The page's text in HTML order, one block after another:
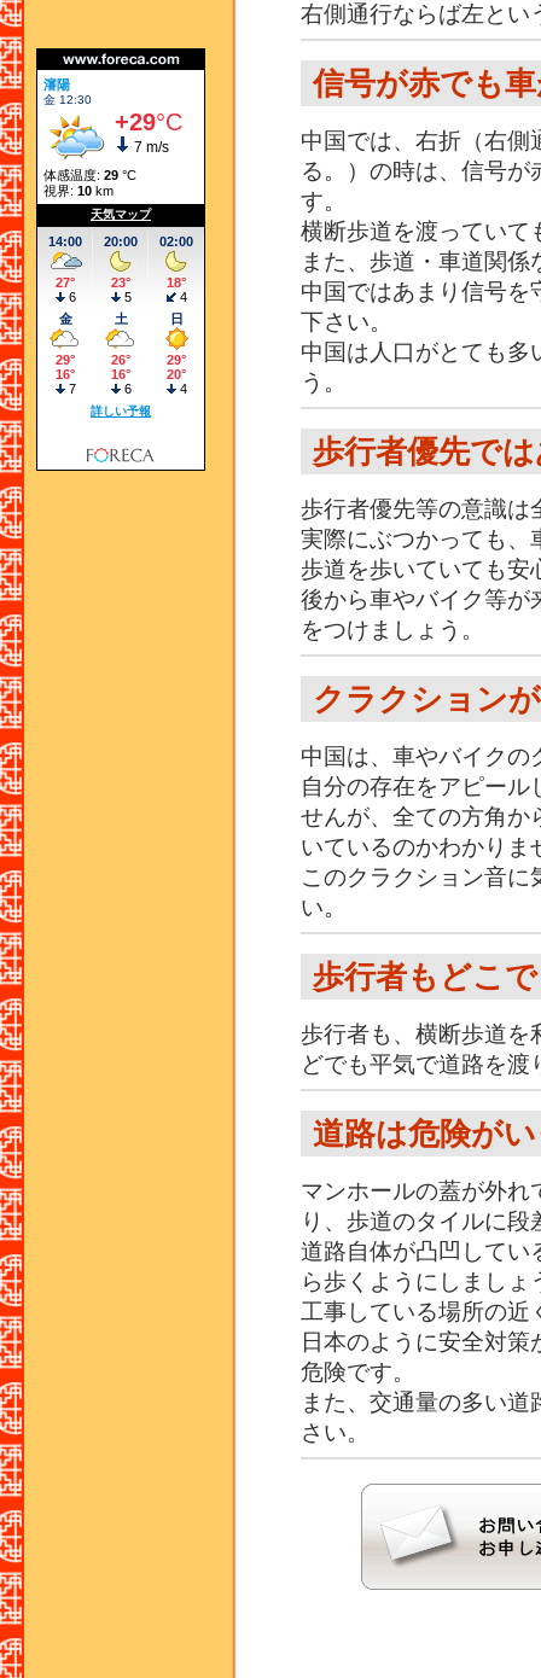
右側通行ならば左とい
信号が赤でも
中国では、右折（右側
る。）の時は、信号が
す。
横断歩道を渡っていて
また、歩道・車道関係
中国ではあまり信号を
下さい。
中国は人口がとても多
う。
歩行者優先で
歩行者優先等の意識は
実際にぶつかっても、
歩道を歩いていても安
後から車やバイク等が
をつけましょう。
クラクション
中国は、車やバイクの
自分の存在をアピー
せんが、全ての方角か
いているのかわかりま
このクラクション音に
い。
歩行者もどこ
歩行者も、横断歩道を
どでも平気で道路を渡
道路は危険が
マンホールの蓋が外れ
り、歩道のタイルに
道路自体が凸凹してい
ら歩くようにしましょ
工事している場所の近
日本のように安全対
危険です。
また、交通量の多い
さい。